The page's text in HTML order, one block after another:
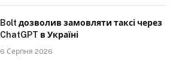
Bolt дозволив замовляти таксі через
ChatGPT в Україні
6 Серпня 2026